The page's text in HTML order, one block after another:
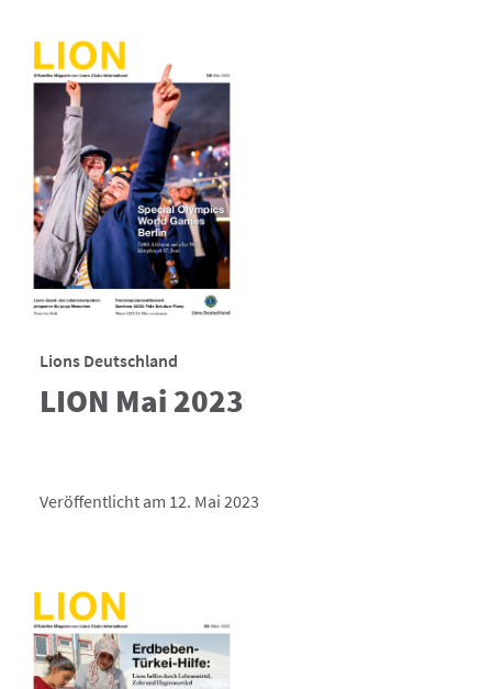
Lions Deutschland
LION Mai 2023
Veröffentlicht am 12. Mai 2023